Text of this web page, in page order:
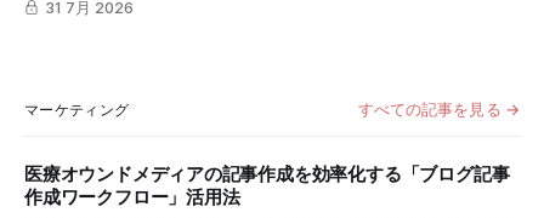
式場の不満パターンを先回りして把握することで、自社の安
31 7月 2026
マーケティング すべての記事を見る →
医療オウンドメディアの記事作成を効率化する「ブログ記事
作成ワークフロー」活用法